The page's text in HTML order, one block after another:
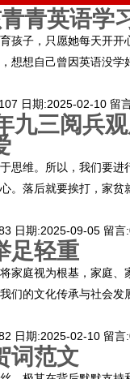
青英语学
孩子，只愿她每天开开
想想自己曾因英语没学
107 日期:2025-02-10 留
九三阅兵
思维。所以，我们要进
。落后就要挨打，家贫
日期:2025-09-05 留言:
足轻重
家庭视为根基，家庭、
们的文化传承与社会发
日期:2025-02-10 留言:
词范文